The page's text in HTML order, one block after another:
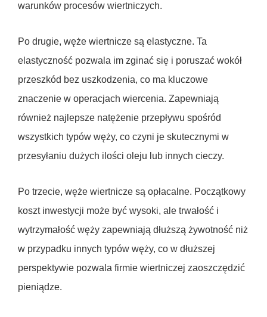
warunków procesów wiertniczych.
Po drugie, węże wiertnicze są elastyczne. Ta
elastyczność pozwala im zginać się i poruszać wokół
przeszkód bez uszkodzenia, co ma kluczowe
znaczenie w operacjach wiercenia. Zapewniają
również najlepsze natężenie przepływu spośród
wszystkich typów węży, co czyni je skutecznymi w
przesyłaniu dużych ilości oleju lub innych cieczy.
Po trzecie, węże wiertnicze są opłacalne. Początkowy
koszt inwestycji może być wysoki, ale trwałość i
wytrzymałość węży zapewniają dłuższą żywotność niż
w przypadku innych typów węży, co w dłuższej
perspektywie pozwala firmie wiertniczej zaoszczędzić
pieniądze.